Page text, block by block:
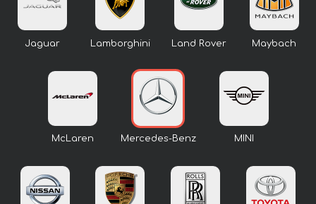
Jaguar Lamborghini Land Rover Maybach
McLaren Mercedes-Benz MINI